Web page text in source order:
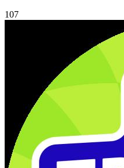
107